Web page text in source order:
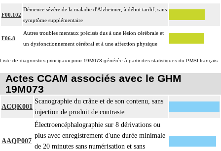
F00.102
Démence sévère de la maladie d'Alzheimer, à début tardif, sans
symptôme supplémentaire
F06.8
Autres troubles mentaux précisés dus à une lésion cérébrale et
un dysfonctionnement cérébral et à une affection physique
Liste de diagnostics principaux pour 19M073 générée à partir des statistiques du PMSI français
Actes CCAM associés avec le GHM
19M073
ACQK001
Scanographie du crâne et de son contenu, sans
injection de produit de contraste
AAQP007
Électroencéphalographie sur 8 dérivations ou
plus avec enregistrement d'une durée minimale
de 20 minutes sans numérisation et sans